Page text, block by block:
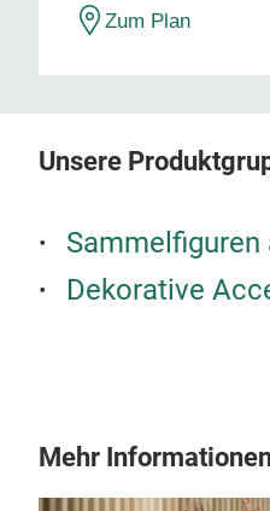
Zum Plan
Unsere
Sammelfiguren
Dekorative
Mehr